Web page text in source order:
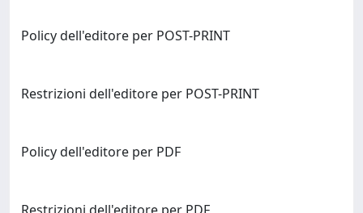
Policy dell'editore per POST-PRINT
Restrizioni dell'editore per POST-PRINT
Policy dell'editore per PDF